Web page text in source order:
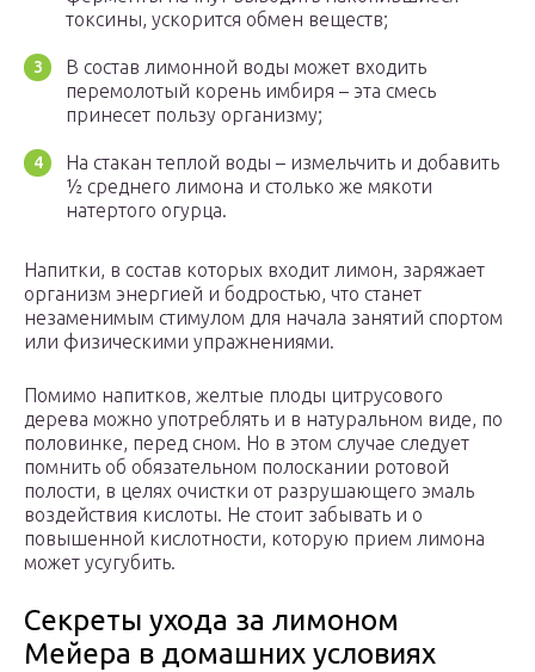
токсины, ускорится обмен веществ;
В состав лимонной воды может входить
перемолотый корень имбиря – эта смесь
принесет пользу организму;
На стакан теплой воды – измельчить и добавить
½ среднего лимона и столько же мякоти
натертого огурца.
Напитки, в состав которых входит лимон, заряжает
организм энергией и бодростью, что станет
незаменимым стимулом для начала занятий спортом
или физическими упражнениями.
Помимо напитков, желтые плоды цитрусового
дерева можно употреблять и в натуральном виде, по
половинке, перед сном. Но в этом случае следует
помнить об обязательном полоскании ротовой
полости, в целях очистки от разрушающего эмаль
воздействия кислоты. Не стоит забывать и о
повышенной кислотности, которую прием лимона
может усугубить.
Секреты ухода за лимоном
Мейера в домашних условиях